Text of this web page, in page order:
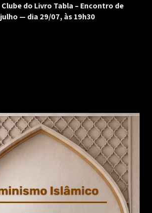
Clube do Livro Tabla – Encontro de
julho — dia 29/07, às 19h30